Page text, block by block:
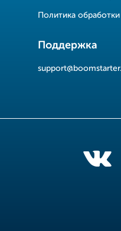
Политика
Поддержка